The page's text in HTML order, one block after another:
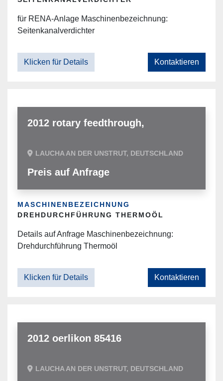
für RENA-Anlage Maschinenbezeichnung:
Seitenkanalverdichter
Klicken für Details Kontaktieren
2012 rotary feedthrough,
LAUCHA AN DER UNSTRUT, DEUTSCHLAND
Preis auf Anfrage
MASCHINENBEZEICHNUNG
DREHDURCHFÜHRUNG THERMOÖL
Details auf Anfrage Maschinenbezeichnung:
Drehdurchführung Thermoöl
Klicken für Details Kontaktieren
2012 oerlikon 85416
LAUCHA AN DER UNSTRUT, DEUTSCHLAND